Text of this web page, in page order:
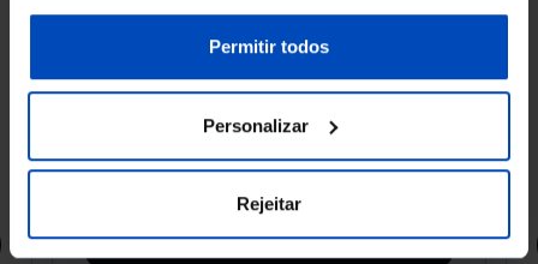
sobre cookies através da gestão de preferências ou da
Política de Cookies.
Permitir todos
Personalizar
Rejeitar
Promessas do Futebol
4,50 € 5,00 € -10%
Comprar